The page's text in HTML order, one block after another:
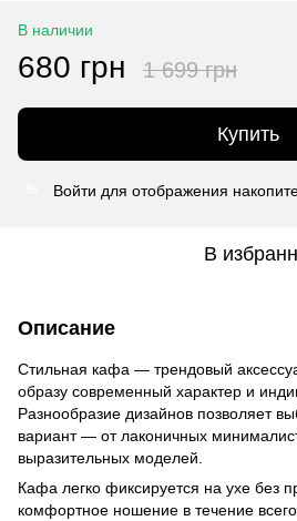
В наличии
680 грн 1 699 грн
Купить
Войти для отображения
В
Описание
Стильная кафа — трендовый
образу современный характер и
Разнообразие дизайнов позволяет
вариант — от лаконичных
выразительных моделей.
Кафа легко фиксируется на ухе без
комфортное ношение в течение